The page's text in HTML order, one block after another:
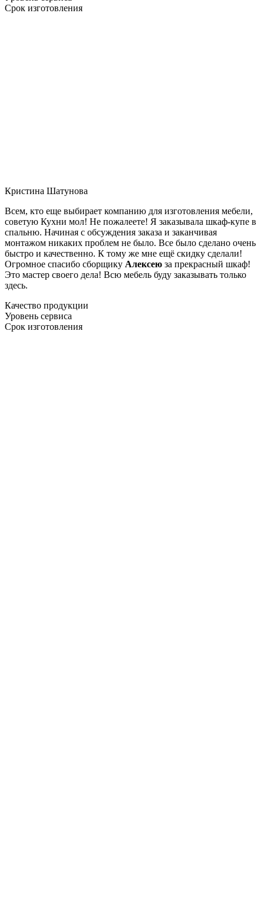
Срок изготовления
Кристина Шатунова
Всем, кто еще выбирает компанию для изготовления мебели,
советую Кухни мол! Не пожалеете! Я заказывала шкаф-купе в
спальню. Начиная с обсуждения заказа и заканчивая
монтажом никаких проблем не было. Все было сделано очень
быстро и качественно. К тому же мне ещё скидку сделали!
Огромное спасибо сборщику Алексею за прекрасный шкаф!
Это мастер своего дела! Всю мебель буду заказывать только
здесь.
Качество продукции
Уровень сервиса
Срок изготовления